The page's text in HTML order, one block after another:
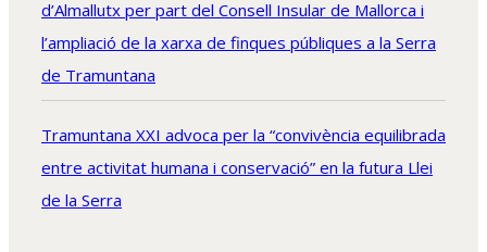
d’Almallutx per part del Consell Insular de Mallorca i
l’ampliació de la xarxa de finques públiques a la Serra
de Tramuntana
Tramuntana XXI advoca per la “convivència equilibrada
entre activitat humana i conservació” en la futura Llei
de la Serra